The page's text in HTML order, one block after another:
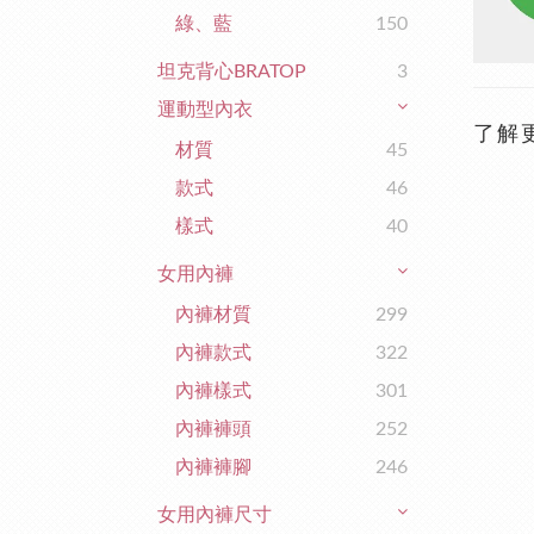
綠、藍 150
坦克背心BRATOP
3
運動型內衣
材質
45
款式
46
樣式
40
女用內褲
內褲材質
299
內褲款式
322
內褲樣式
301
內褲褲頭
252
內褲褲腳
246
女用內褲尺寸
了解